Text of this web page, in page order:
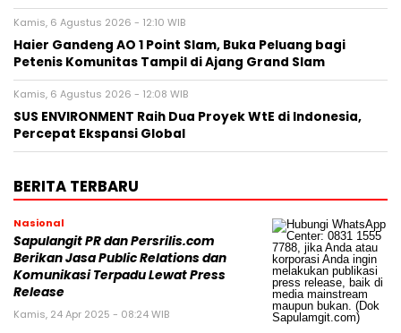
Kamis, 6 Agustus 2026 - 12:10 WIB
Haier Gandeng AO 1 Point Slam, Buka Peluang bagi
Petenis Komunitas Tampil di Ajang Grand Slam
Kamis, 6 Agustus 2026 - 12:08 WIB
SUS ENVIRONMENT Raih Dua Proyek WtE di Indonesia,
Percepat Ekspansi Global
BERITA TERBARU
Nasional
Sapulangit PR dan Persrilis.com
Berikan Jasa Public Relations dan
Komunikasi Terpadu Lewat Press
Release
Kamis, 24 Apr 2025 - 08:24 WIB